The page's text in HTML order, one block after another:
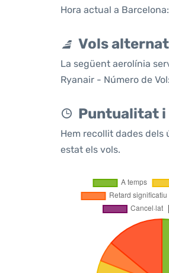
Hora actual a
Vols
La següent aerolínia
Ryanair - Número de Vol:
Puntualitat
Hem recollit dades
estat els vols.